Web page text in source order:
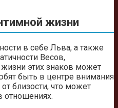
жизни
в себе Льва, а также
Весов,
этих знаков может
быть в центре внимания
близости, что может
отношениях.